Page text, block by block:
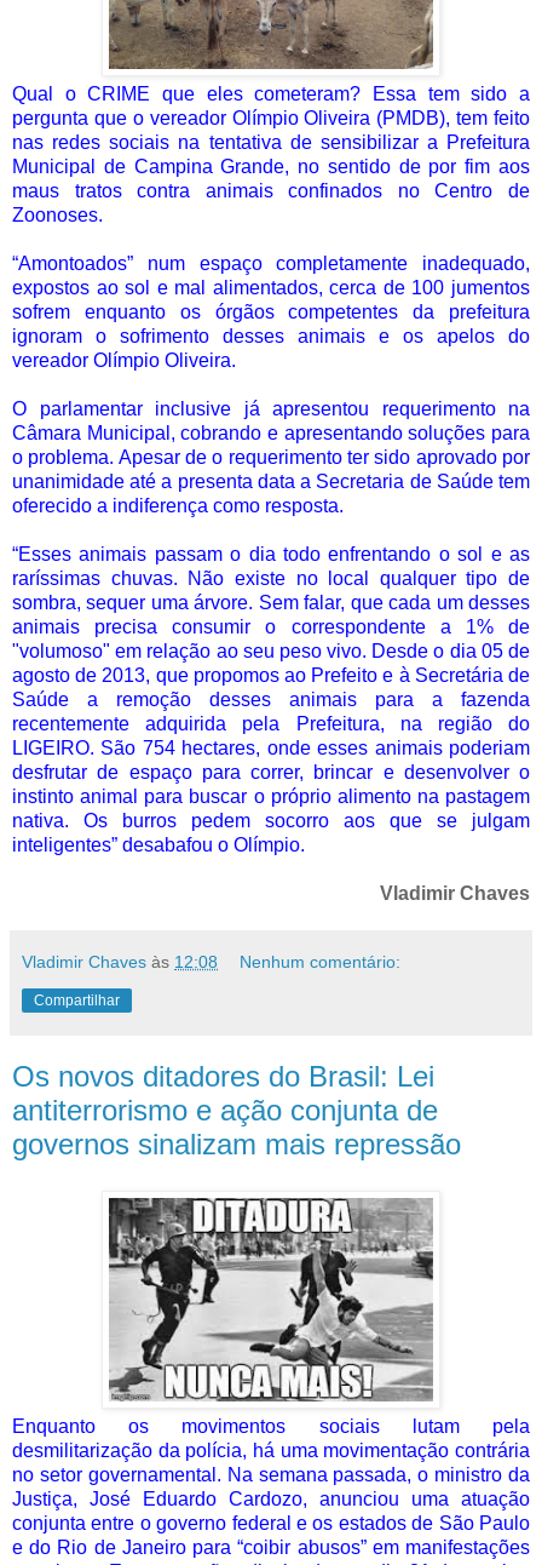
Qual o CRIME que eles cometeram? Essa tem sido a
pergunta que o vereador Olímpio Oliveira (PMDB), tem feito
nas redes sociais na tentativa de sensibilizar a Prefeitura
Municipal de Campina Grande, no sentido de por fim aos
maus tratos contra animais confinados no Centro de
Zoonoses.
“Amontoados” num espaço completamente inadequado,
expostos ao sol e mal alimentados, cerca de 100 jumentos
sofrem enquanto os órgãos competentes da prefeitura
ignoram o sofrimento desses animais e os apelos do
vereador Olímpio Oliveira.
O parlamentar inclusive já apresentou requerimento na
Câmara Municipal, cobrando e apresentando soluções para
o problema. Apesar de o requerimento ter sido aprovado por
unanimidade até a presenta data a Secretaria de Saúde tem
oferecido a indiferença como resposta.
“Esses animais passam o dia todo enfrentando o sol e as
raríssimas chuvas. Não existe no local qualquer tipo de
sombra, sequer uma árvore. Sem falar, que cada um desses
animais precisa consumir o correspondente a 1% de
"volumoso" em relação ao seu peso vivo. Desde o dia 05 de
agosto de 2013, que propomos ao Prefeito e à Secretária de
Saúde a remoção desses animais para a fazenda
recentemente adquirida pela Prefeitura, na região do
LIGEIRO. São 754 hectares, onde esses animais poderiam
desfrutar de espaço para correr, brincar e desenvolver o
instinto animal para buscar o próprio alimento na pastagem
nativa. Os burros pedem socorro aos que se julgam
inteligentes” desabafou o Olímpio.
Vladimir Chaves
Vladimir Chaves às 12:08 Nenhum comentário:
Compartilhar
Os novos ditadores do Brasil: Lei
antiterrorismo e ação conjunta de
governos sinalizam mais repressão
Enquanto os movimentos sociais lutam pela
desmilitarização da polícia, há uma movimentação contrária
no setor governamental. Na semana passada, o ministro da
Justiça, José Eduardo Cardozo, anunciou uma atuação
conjunta entre o governo federal e os estados de São Paulo
e do Rio de Janeiro para “coibir abusos” em manifestações